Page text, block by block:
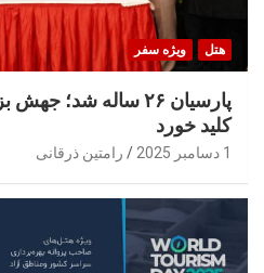
هتل ویژه سفر
پارسیان ۲۶ ساله
کلید خورد
1 دسامبر 2025 رامتین ذرقانی